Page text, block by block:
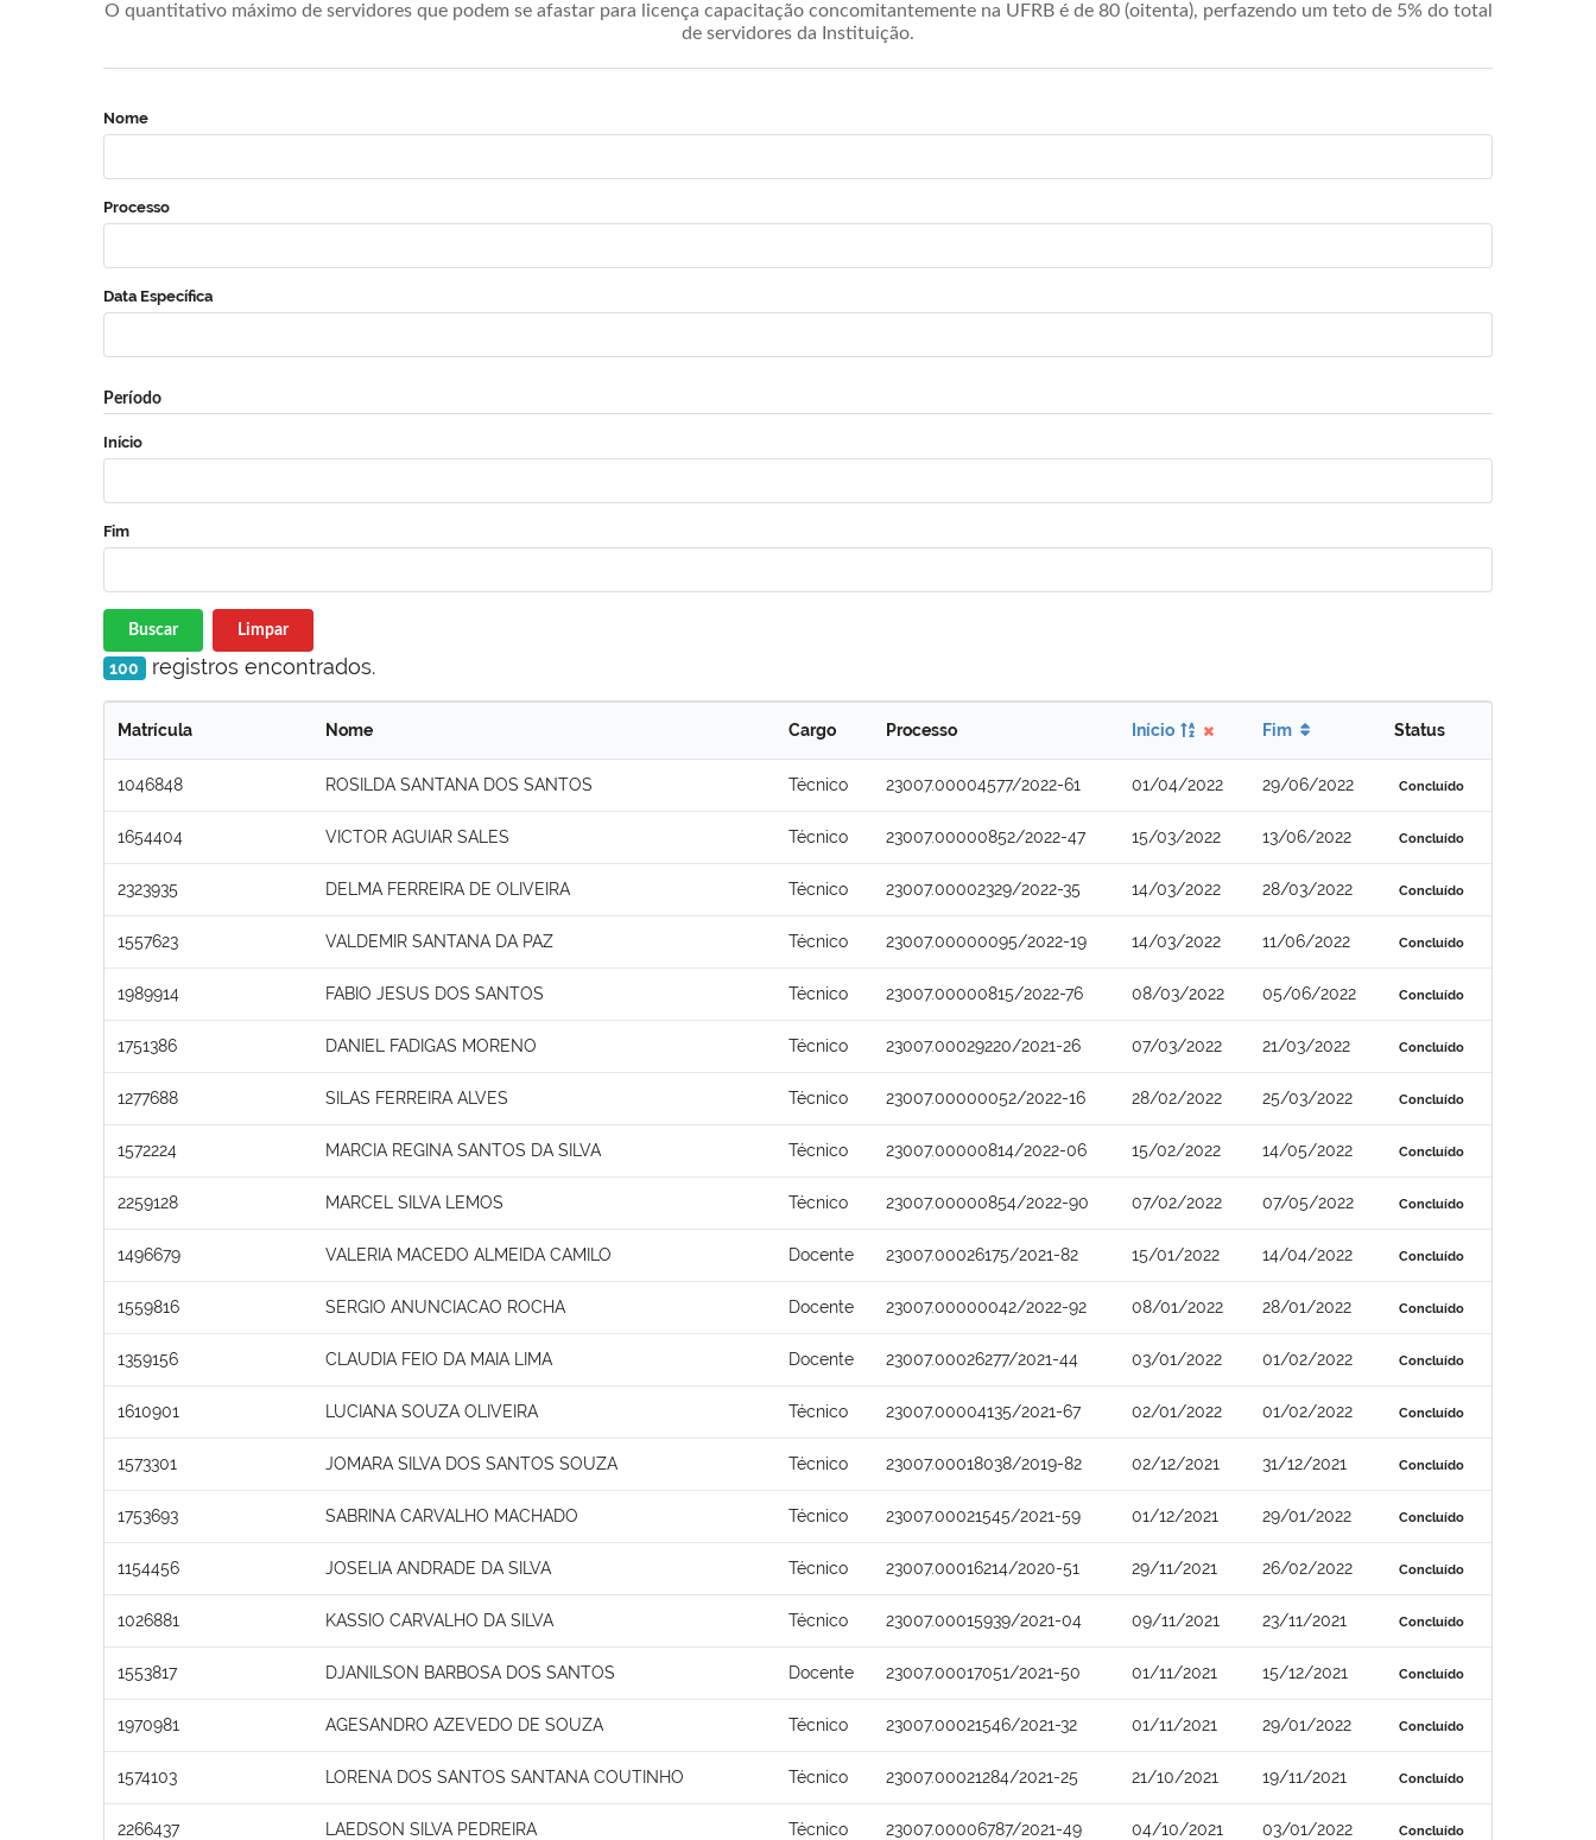
O quantitativo máximo de servidores que podem se afastar para licença capacitação concomitantemente na UFRB é de 80 (oitenta), perfazendo um teto de 5% do total
de servidores da Instituição.
Nome
Processo
Data Específica
Período
Início
Fim
Buscar Limpar
100 registros encontrados.
Matrícula Nome Cargo Processo Início Fim Status
1046848 ROSILDA SANTANA DOS SANTOS Técnico 23007.00004577/2022-61 01/04/2022 29/06/2022 Concluído
1654404 VICTOR AGUIAR SALES Técnico 23007.00000852/2022-47 15/03/2022 13/06/2022 Concluído
2323935 DELMA FERREIRA DE OLIVEIRA Técnico 23007.00002329/2022-35 14/03/2022 28/03/2022 Concluído
1557623 VALDEMIR SANTANA DA PAZ Técnico 23007.00000095/2022-19 14/03/2022 11/06/2022 Concluído
1989914 FABIO JESUS DOS SANTOS Técnico 23007.00000815/2022-76 08/03/2022 05/06/2022 Concluído
1751386 DANIEL FADIGAS MORENO Técnico 23007.00029220/2021-26 07/03/2022 21/03/2022 Concluído
1277688 SILAS FERREIRA ALVES Técnico 23007.00000052/2022-16 28/02/2022 25/03/2022 Concluído
1572224 MARCIA REGINA SANTOS DA SILVA Técnico 23007.00000814/2022-06 15/02/2022 14/05/2022 Concluído
2259128 MARCEL SILVA LEMOS Técnico 23007.00000854/2022-90 07/02/2022 07/05/2022 Concluído
1496679 VALERIA MACEDO ALMEIDA CAMILO Docente 23007.00026175/2021-82 15/01/2022 14/04/2022 Concluído
1559816 SERGIO ANUNCIACAO ROCHA Docente 23007.00000042/2022-92 08/01/2022 28/01/2022 Concluído
1359156 CLAUDIA FEIO DA MAIA LIMA Docente 23007.00026277/2021-44 03/01/2022 01/02/2022 Concluído
1610901 LUCIANA SOUZA OLIVEIRA Técnico 23007.00004135/2021-67 02/01/2022 01/02/2022 Concluído
1573301 JOMARA SILVA DOS SANTOS SOUZA Técnico 23007.00018038/2019-82 02/12/2021 31/12/2021 Concluído
1753693 SABRINA CARVALHO MACHADO Técnico 23007.00021545/2021-59 01/12/2021 29/01/2022 Concluído
1154456 JOSELIA ANDRADE DA SILVA Técnico 23007.00016214/2020-51 29/11/2021 26/02/2022 Concluído
1026881 KASSIO CARVALHO DA SILVA Técnico 23007.00015939/2021-04 09/11/2021 23/11/2021 Concluído
1553817 DJANILSON BARBOSA DOS SANTOS Docente 23007.00017051/2021-50 01/11/2021 15/12/2021 Concluído
1970981 AGESANDRO AZEVEDO DE SOUZA Técnico 23007.00021546/2021-32 01/11/2021 29/01/2022 Concluído
1574103 LORENA DOS SANTOS SANTANA COUTINHO Técnico 23007.00021284/2021-25 21/10/2021 19/11/2021 Concluído
2266437 LAEDSON SILVA PEDREIRA Técnico 23007.00006787/2021-49 04/10/2021 03/01/2022 Concluído